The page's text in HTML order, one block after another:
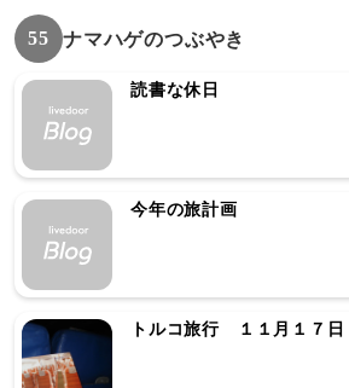
55 ナマハゲのつぶやき
読書な休日
今年の旅計画
トルコ旅行 １１月１７日